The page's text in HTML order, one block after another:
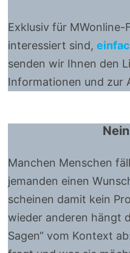
Exklusiv für MWonline-
interessiert sind,
senden wir Ihnen den
Informationen und zur
Manchen Menschen
jemanden einen
scheinen damit kein
wieder anderen hängt
Sagen“ vom Kontext